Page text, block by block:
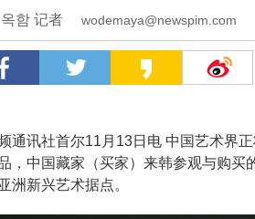
함 记者 wodemaya@newspim.com
通讯社首尔11月13日电 中国艺术界
，中国藏家（买家）来韩参观与购买
洲新兴艺术据点。